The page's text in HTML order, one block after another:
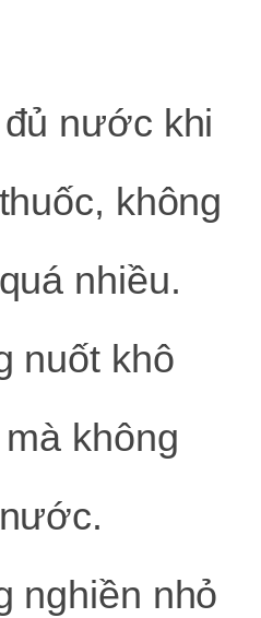
nước khi
không
nhiều.
nuốt khô
không
nghiền nhỏ